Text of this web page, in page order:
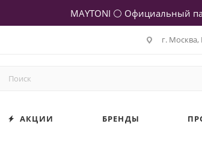
MAYTONI ⚪ Официальный
г.
АКЦИИ БРЕНДЫ